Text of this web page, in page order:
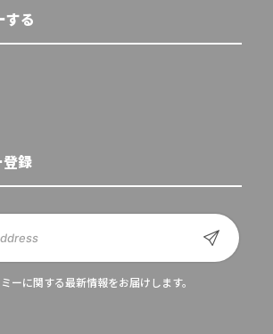
する
登録
ーに関する最新情報をお届けします。